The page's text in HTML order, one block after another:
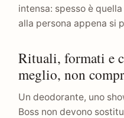
intensa: spesso è
alla persona appena si
Rituali, formati e
meglio, non
Un deodorante, uno
Boss non devono